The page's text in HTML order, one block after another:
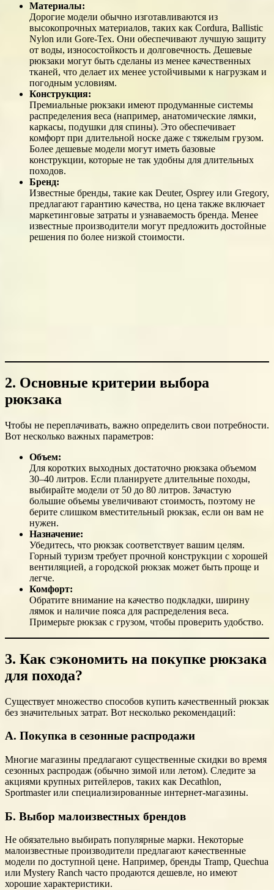
Материалы:
Дорогие модели обычно изготавливаются из
высокопрочных материалов, таких как Cordura, Ballistic
Nylon или Gore-Tex. Они обеспечивают лучшую защиту
от воды, износостойкость и долговечность. Дешевые
рюкзаки могут быть сделаны из менее качественных
тканей, что делает их менее устойчивыми к нагрузкам и
погодным условиям.
Конструкция:
Премиальные рюкзаки имеют продуманные системы
распределения веса (например, анатомические лямки,
каркасы, подушки для спины). Это обеспечивает
комфорт при длительной носке даже с тяжелым грузом.
Более дешевые модели могут иметь базовые
конструкции, которые не так удобны для длительных
походов.
Бренд:
Известные бренды, такие как Deuter, Osprey или Gregory,
предлагают гарантию качества, но цена также включает
маркетинговые затраты и узнаваемость бренда. Менее
известные производители могут предложить достойные
решения по более низкой стоимости.
2. Основные критерии выбора
рюкзака
Чтобы не переплачивать, важно определить свои потребности.
Вот несколько важных параметров:
Объем:
Для коротких выходных достаточно рюкзака объемом
30–40 литров. Если планируете длительные походы,
выбирайте модели от 50 до 80 литров. Зачастую
большие объемы увеличивают стоимость, поэтому не
берите слишком вместительный рюкзак, если он вам не
нужен.
Назначение:
Убедитесь, что рюкзак соответствует вашим целям.
Горный туризм требует прочной конструкции с хорошей
вентиляцией, а городской рюкзак может быть проще и
легче.
Комфорт:
Обратите внимание на качество подкладки, ширину
лямок и наличие пояса для распределения веса.
Примерьте рюкзак с грузом, чтобы проверить удобство.
3. Как сэкономить на покупке рюкзака
для похода?
Существует множество способов купить качественный рюкзак
без значительных затрат. Вот несколько рекомендаций:
А. Покупка в сезонные распродажи
Многие магазины предлагают существенные скидки во время
сезонных распродаж (обычно зимой или летом). Следите за
акциями крупных ритейлеров, таких как Decathlon,
Sportmaster или специализированные интернет-магазины.
Б. Выбор малоизвестных брендов
Не обязательно выбирать популярные марки. Некоторые
малоизвестные производители предлагают качественные
модели по доступной цене. Например, бренды Tramp, Quechua
или Mystery Ranch часто продаются дешевле, но имеют
хорошие характеристики.